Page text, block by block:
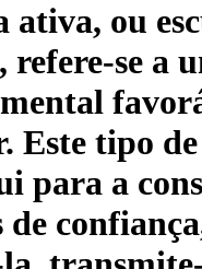
ativa, ou
refere-se a
Este tipo
para a
de